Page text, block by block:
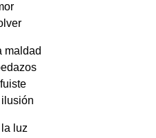
maldad
la luz